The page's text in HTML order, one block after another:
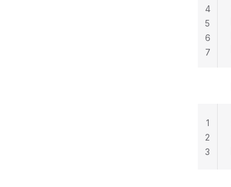
4
5
6
7
1
2
3